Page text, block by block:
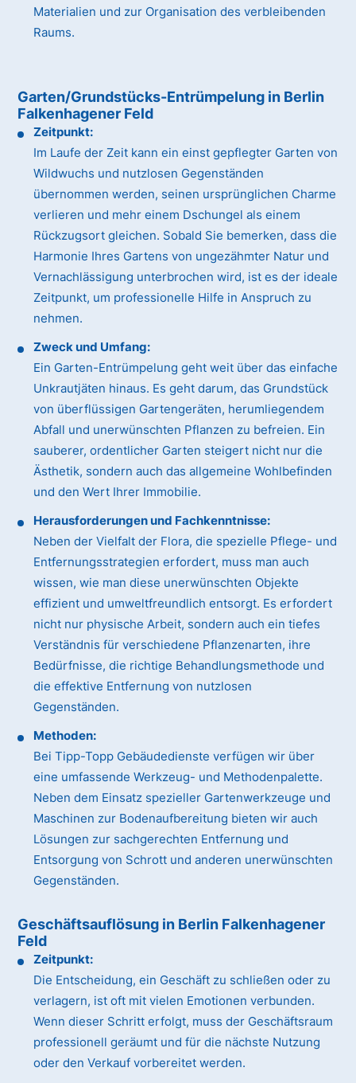
Materialien und zur Organisation des verbleibenden
Raums.
Garten/Grundstücks-Entrümpelung in Berlin
Falkenhagener Feld
Zeitpunkt:
Im Laufe der Zeit kann ein einst gepflegter Garten von
Wildwuchs und nutzlosen Gegenständen
übernommen werden, seinen ursprünglichen Charme
verlieren und mehr einem Dschungel als einem
Rückzugsort gleichen. Sobald Sie bemerken, dass die
Harmonie Ihres Gartens von ungezähmter Natur und
Vernachlässigung unterbrochen wird, ist es der ideale
Zeitpunkt, um professionelle Hilfe in Anspruch zu
nehmen.
Zweck und Umfang:
Ein Garten-Entrümpelung geht weit über das einfache
Unkrautjäten hinaus. Es geht darum, das Grundstück
von überflüssigen Gartengeräten, herumliegendem
Abfall und unerwünschten Pflanzen zu befreien. Ein
sauberer, ordentlicher Garten steigert nicht nur die
Ästhetik, sondern auch das allgemeine Wohlbefinden
und den Wert Ihrer Immobilie.
Herausforderungen und Fachkenntnisse:
Neben der Vielfalt der Flora, die spezielle Pflege- und
Entfernungsstrategien erfordert, muss man auch
wissen, wie man diese unerwünschten Objekte
effizient und umweltfreundlich entsorgt. Es erfordert
nicht nur physische Arbeit, sondern auch ein tiefes
Verständnis für verschiedene Pflanzenarten, ihre
Bedürfnisse, die richtige Behandlungsmethode und
die effektive Entfernung von nutzlosen
Gegenständen.
Methoden:
Bei Tipp-Topp Gebäudedienste verfügen wir über
eine umfassende Werkzeug- und Methodenpalette.
Neben dem Einsatz spezieller Gartenwerkzeuge und
Maschinen zur Bodenaufbereitung bieten wir auch
Lösungen zur sachgerechten Entfernung und
Entsorgung von Schrott und anderen unerwünschten
Gegenständen.
Geschäftsauflösung in Berlin Falkenhagener
Feld
Zeitpunkt:
Die Entscheidung, ein Geschäft zu schließen oder zu
verlagern, ist oft mit vielen Emotionen verbunden.
Wenn dieser Schritt erfolgt, muss der Geschäftsraum
professionell geräumt und für die nächste Nutzung
oder den Verkauf vorbereitet werden.